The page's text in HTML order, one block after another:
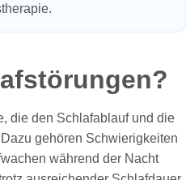
die den Schlafablauf und die
gehören Schwierigkeiten
während der Nacht